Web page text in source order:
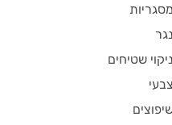
מסגריות
נגר
ניקוי שטיחים
צבעי